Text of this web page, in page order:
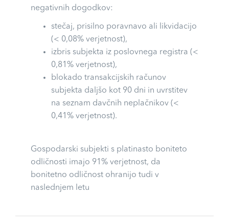
negativnih dogodkov:
stečaj, prisilno poravnavo ali likvidacijo
(< 0,08% verjetnost),
izbris subjekta iz poslovnega registra (<
0,81% verjetnost),
blokado transakcijskih računov
subjekta daljšo kot 90 dni in uvrstitev
na seznam davčnih neplačnikov (<
0,41% verjetnost).
Gospodarski subjekti s platinasto boniteto
odličnosti imajo 91% verjetnost, da
bonitetno odličnost ohranijo tudi v
naslednjem letu